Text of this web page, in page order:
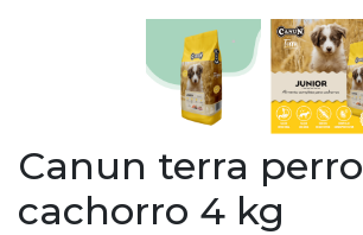
Canun terra perro
cachorro 4 kg